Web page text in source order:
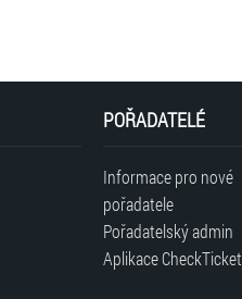
POŘADATELÉ
Informace pro nové
pořadatele
Pořadatelský admin
Aplikace CheckTicket